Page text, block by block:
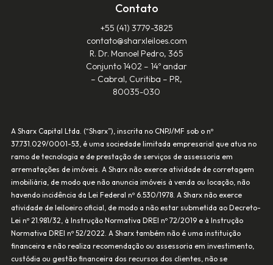
Contato
+55 (41) 3779-3825‬
contato@sharxleiloes.com
R. Dr. Manoel Pedro, 365
Conjunto 1402 – 14º andar
– Cabral, Curitiba – PR,
80035-030
A Sharx Capital Ltda. (“Sharx”), inscrita no CNPJ/MF sob o nº
37.731.029/0001-53, é uma sociedade limitada empresarial que atua no
ramo de tecnologia e de prestação de serviços de assessoria em
arrematações de imóveis. A Sharx não exerce atividade de corretagem
imobiliária, de modo que não anuncia imóveis à venda ou locação, não
havendo incidência da Lei Federal nº 6.530/1978. A Sharx não exerce
atividade de leiloeiro oficial, de modo a não estar submetida ao Decreto-
Lei nº 21.981/32, à Instrução Normativa DREI nº 72/2019 e à Instrução
Normativa DREI nº 52/2022. A Sharx também não é uma instituição
financeira e não realiza recomendação ou assessoria em investimento,
custódia ou gestão financeira dos recursos dos clientes, não se